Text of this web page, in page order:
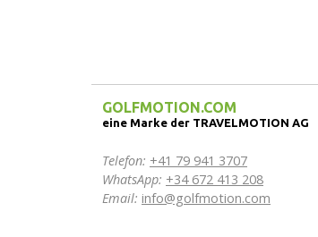
GOLFMOTION.COM
eine Marke der TRAVELMOTION AG
Telefon: +41 79 941 3707
WhatsApp: +34 672 413 208
Email: info@golfmotion.com